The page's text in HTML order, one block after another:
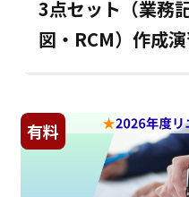
3点セット（業務
図・RCM）作成
有料